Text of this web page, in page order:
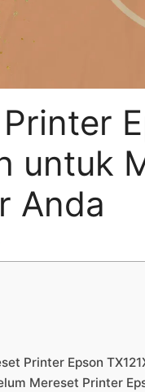
untuk
Anda
Printer Epson
Mereset Printer